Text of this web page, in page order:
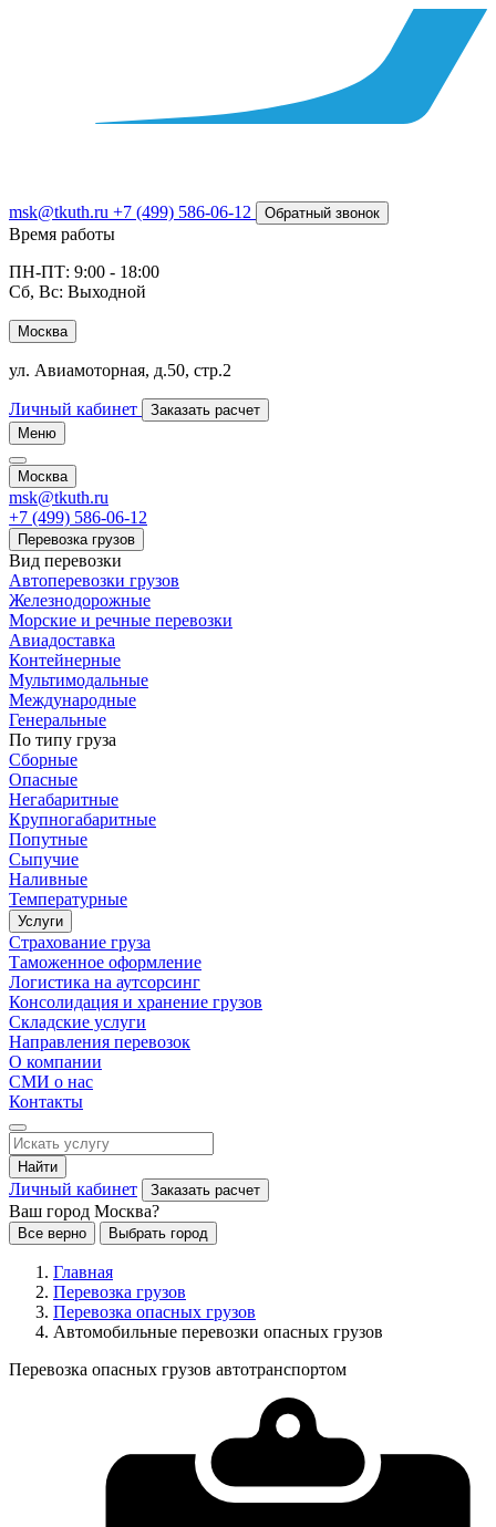
msk@tkuth.ru +7 (499) 586-06-12 Обратный звонок
Время работы
ПН-ПТ: 9:00 - 18:00
Сб, Вс: Выходной
Москва
ул. Авиамоторная, д.50, стр.2
Личный кабинет
Заказать расчет
Меню
Москва
msk@tkuth.ru
+7 (499) 586-06-12
Перевозка грузов
Вид перевозки
Автоперевозки грузов
Железнодорожные
Морские и речные перевозки
Авиадоставка
Контейнерные
Мультимодальные
Международные
Генеральные
По типу груза
Сборные
Опасные
Негабаритные
Крупногабаритные
Попутные
Сыпучие
Наливные
Температурные
Услуги
Страхование груза
Таможенное оформление
Логистика на аутсорсинг
Консолидация и хранение грузов
Складские услуги
Направления перевозок
О компании
СМИ о нас
Контакты
Найти
Личный кабинет Заказать расчет
Ваш город Москва?
Все верно Выбрать город
Главная
Перевозка грузов
Перевозка опасных грузов
Автомобильные перевозки опасных грузов
Перевозка опасных грузов автотранспортом